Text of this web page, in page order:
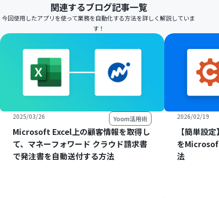
関連するブログ記事一覧
今回使用したアプリを使って業務を自動化する方法を詳しく解説していま
す！
2025/03/26 Yoom活用術
Microsoft Excel上の顧客情報を取得し
て、マネーフォワード クラウド請求書
で発注書を自動送付する方法
2026/02/19
【簡単設
を
法